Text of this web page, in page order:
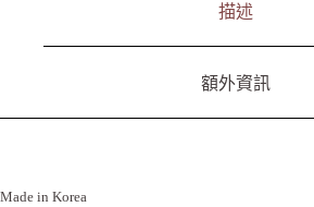
描述
額外資訊
Made in Korea